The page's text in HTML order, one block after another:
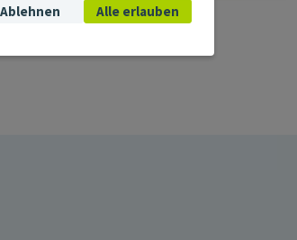
Ablehnen Alle erlauben